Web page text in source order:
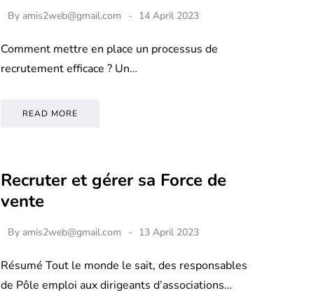
By amis2web@gmail.com 14 April 2023
Comment mettre en place un processus de
recrutement efficace ? Un…
READ MORE
Recruter et gérer sa Force de
vente
By amis2web@gmail.com 13 April 2023
Résumé Tout le monde le sait, des responsables
de Pôle emploi aux dirigeants d’associations…